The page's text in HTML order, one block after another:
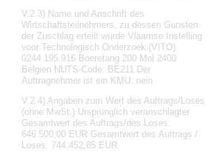
V.2.3) Name und Anschrift des
Wirtschaftsteilnehmers, zu dessen Gunsten
der Zuschlag erteilt wurde Vlaamse Instelling
voor Technologisch Onderzoek (VITO)
0244.195.916 Boeretang 200 Mol 2400
Belgien NUTS-Code: BE211 Der
Auftragnehmer ist ein KMU: nein
V.2.4) Angaben zum Wert des Auftrags/Loses
(ohne MwSt.) Ursprünglich veranschlagter
Gesamtwert des Auftrags/des Loses:
646.500,00 EUR Gesamtwert des Auftrags /
Loses: 744.452,85 EUR